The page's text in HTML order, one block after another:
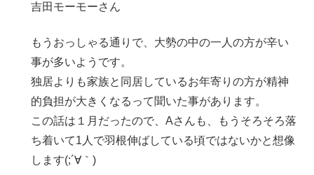
吉田モーモーさん
もうおっしゃる通りで、大勢の中の一人の方が辛い
事が多いようです。
独居よりも家族と同居しているお年寄りの方が精神
的負担が大きくなるって聞いた事があります。
この話は１月だったので、Aさんも、もうそろそろ落
ち着いて1人で羽根伸ばしている頃ではないかと想像
します(;´∀｀)